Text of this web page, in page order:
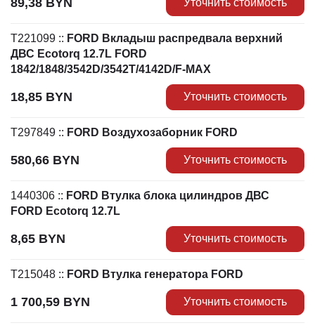
Уточнить стоимость
T221099 :: FORD Вкладыш распредвала верхний
ДВС Ecotorq 12.7L FORD
1842/1848/3542D/3542T/4142D/F-MAX
18,85 BYN Уточнить стоимость
T297849 :: FORD Воздухозаборник FORD
580,66 BYN Уточнить стоимость
1440306 :: FORD Втулка блока цилиндров ДВС
FORD Ecotorq 12.7L
8,65 BYN Уточнить стоимость
T215048 :: FORD Втулка генератора FORD
1 700,59 BYN Уточнить стоимость